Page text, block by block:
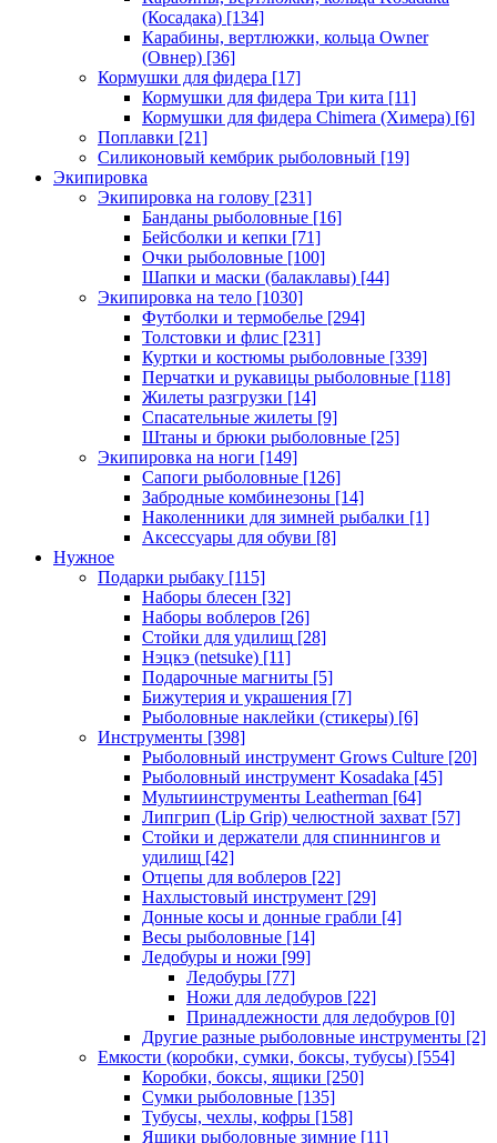
(Косадака) [134]
Карабины, вертлюжки, кольца Owner
(Овнер) [36]
Кормушки для фидера [17]
Кормушки для фидера Три кита [11]
Кормушки для фидера Chimera (Химера) [6]
Поплавки [21]
Силиконовый кембрик рыболовный [19]
Экипировка
Экипировка на голову [231]
Банданы рыболовные [16]
Бейсболки и кепки [71]
Очки рыболовные [100]
Шапки и маски (балаклавы) [44]
Экипировка на тело [1030]
Футболки и термобелье [294]
Толстовки и флис [231]
Куртки и костюмы рыболовные [339]
Перчатки и рукавицы рыболовные [118]
Жилеты разгрузки [14]
Спасательные жилеты [9]
Штаны и брюки рыболовные [25]
Экипировка на ноги [149]
Сапоги рыболовные [126]
Забродные комбинезоны [14]
Наколенники для зимней рыбалки [1]
Аксессуары для обуви [8]
Нужное
Подарки рыбаку [115]
Наборы блесен [32]
Наборы воблеров [26]
Стойки для удилищ [28]
Нэцкэ (netsuke) [11]
Подарочные магниты [5]
Бижутерия и украшения [7]
Рыболовные наклейки (стикеры) [6]
Инструменты [398]
Рыболовный инструмент Grows Culture [20]
Рыболовный инструмент Kosadaka [45]
Мультиинструменты Leatherman [64]
Липгрип (Lip Grip) челюстной захват [57]
Стойки и держатели для спиннингов и
удилищ [42]
Отцепы для воблеров [22]
Нахлыстовый инструмент [29]
Донные косы и донные грабли [4]
Весы рыболовные [14]
Ледобуры и ножи [99]
Ледобуры [77]
Ножи для ледобуров [22]
Принадлежности для ледобуров [0]
Другие разные рыболовные инструменты [2]
Емкости (коробки, сумки, боксы, тубусы) [554]
Коробки, боксы, ящики [250]
Сумки рыболовные [135]
Тубусы, чехлы, кофры [158]
Ящики рыболовные зимние [11]